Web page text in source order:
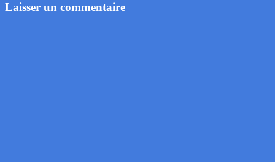
Laisser un commentaire